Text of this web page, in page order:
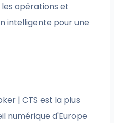
opérations et
intelligente pour une
| CTS est la plus
numérique d'Europe